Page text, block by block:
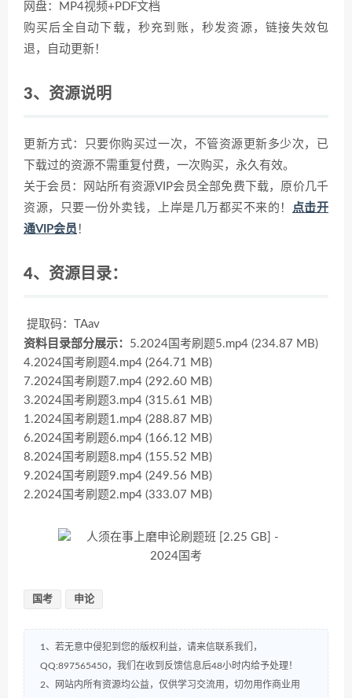
网盘：MP4视频+PDF文档
购买后全自动下载，秒充到账，秒发资源，链接失效包
退，自动更新！
3、资源说明
更新方式：只要你购买过一次，不管资源更新多少次，已
下载过的资源不需重复付费，一次购买，永久有效。
关于会员：网站所有资源VIP会员全部免费下载，原价几千
资源，只要一份外卖钱，上岸是几万都买不来的！ 点击开
通VIP会员 ！
4、资源目录：
提取码：TAav
资料目录部分展示： 5.2024国考刷题5.mp4 (234.87 MB)
4.2024国考刷题4.mp4 (264.71 MB)
7.2024国考刷题7.mp4 (292.60 MB)
3.2024国考刷题3.mp4 (315.61 MB)
1.2024国考刷题1.mp4 (288.87 MB)
6.2024国考刷题6.mp4 (166.12 MB)
8.2024国考刷题8.mp4 (155.52 MB)
9.2024国考刷题9.mp4 (249.56 MB)
2.2024国考刷题2.mp4 (333.07 MB)
国考 申论
1、若无意中侵犯到您的版权利益，请来信联系我们，
QQ:897565450，我们在收到反馈信息后48小时内给予处理！
2、网站内所有资源均公益，仅供学习交流用，切勿用作商业用